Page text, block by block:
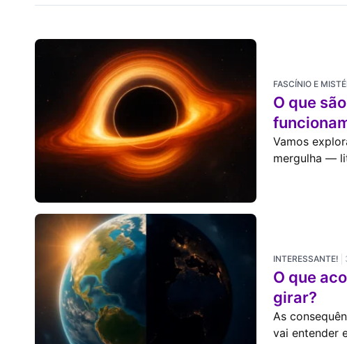
FASCÍNIO E
O que
Vamos
mergulha —
INTERESSANTE!
O que
girar?
As
vai entender